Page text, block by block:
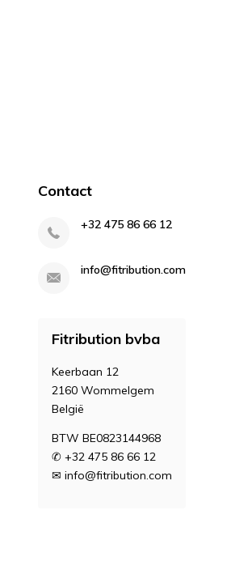
Contact
+32 475 86 66 12
info@fitribution.com
Fitribution bvba
Keerbaan 12
2160 Wommelgem
België
BTW BE0823144968
✆ +32 475 86 66 12
✉ info@fitribution.com